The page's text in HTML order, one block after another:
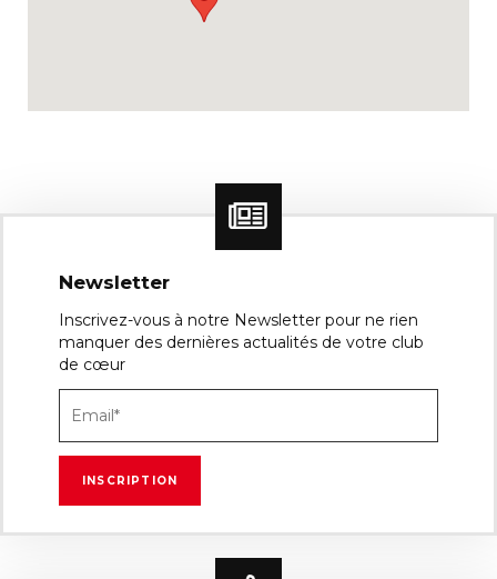
Newsletter
Inscrivez-vous à notre Newsletter pour ne rien
manquer des dernières actualités de votre club
de cœur